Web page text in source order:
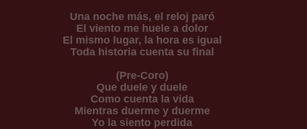
Una noche más, el reloj paró
El viento me huele a dolor
El mismo lugar, la hora es igual
Toda historia cuenta su final
(Pre-Coro)
Que duele y duele
Como cuenta la vida
Mientras duerme y duerme
Yo la siento perdida